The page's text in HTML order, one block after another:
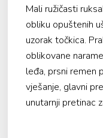
Mali ružičasti
obliku opuštenih
uzorak točkica.
oblikovane
leđa, prsni remen
vješanje, glavni
unutarnji pretinac